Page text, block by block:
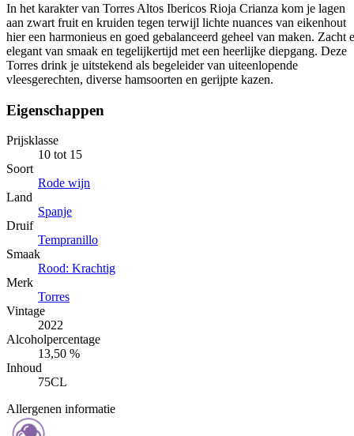
In het karakter van Torres Altos Ibericos Rioja Crianza kom je lagen
aan zwart fruit en kruiden tegen terwijl lichte nuances van eikenhout
hier een harmonieus en goed gebalanceerd geheel van maken. Zacht
elegant van smaak en tegelijkertijd met een heerlijke diepgang. Deze
Torres drink je uitstekend als begeleider van uiteenlopende
vleesgerechten, diverse hamsoorten en gerijpte kazen.
Eigenschappen
Prijsklasse
10 tot 15
Soort
Rode wijn
Land
Spanje
Druif
Tempranillo
Smaak
Rood: Krachtig
Merk
Torres
Vintage
2022
Alcoholpercentage
13,50 %
Inhoud
75CL
Allergenen informatie